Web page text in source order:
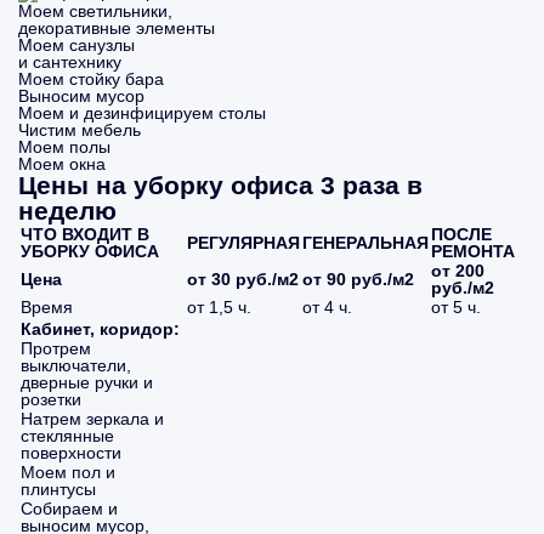
Моем светильники,
декоративные элементы
Моем санузлы
и сантехнику
Моем стойку бара
Выносим мусор
Моем и дезинфицируем столы
Чистим мебель
Моем полы
Моем окна
Цены на уборку офиса 3 раза в
неделю
ЧТО ВХОДИТ В
УБОРКУ ОФИСА
РЕГУЛЯРНАЯГЕНЕРАЛЬНАЯПОСЛЕ
РЕМОНТА
Цена
от 30 руб./м2от 90 руб./м2
от 200
руб./м2
Время
от 1,5 ч. от 4 ч.
от 5 ч.
Кабинет, коридор:
Протрем
выключатели,
дверные ручки и
розетки
Натрем зеркала и
стеклянные
поверхности
Моем пол и
плинтусы
Собираем и
выносим мусор,